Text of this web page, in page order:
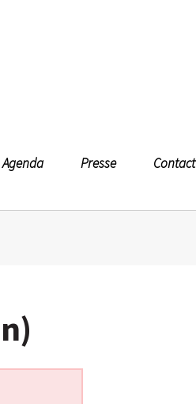
Agenda Presse Contact